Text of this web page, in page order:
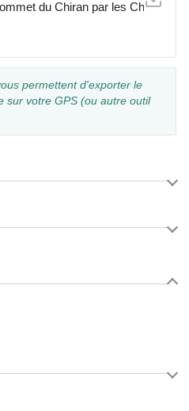
du Chiran par les Chauvets
permettent d'exporter le
sur votre GPS (ou autre outil